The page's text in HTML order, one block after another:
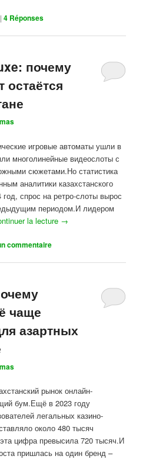
|4 Réponses
почему
игровые автоматы ушли в
многолинейные видеослоты с
сюжетами.Но статистика
аналитики казахстанского
год, спрос на ретро-слоты вырос
периодом.И лидером
la lecture →
commentaire
чаще
азартных
рынок онлайн-
бум.Ещё в 2023 году
легальных казино-
около 480 тысяч
цифра превысила 720 тысяч.И
пришлась на один бренд –